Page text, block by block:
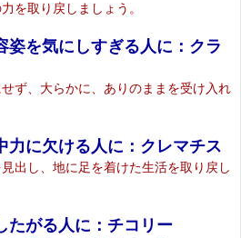
を取り戻しましょう。
姿を気にしすぎる人に：クラ
ず、大らかに、ありのままを受け入れ
力に欠ける人に：クレマチス
出し、地に足を着けた生活を取り戻し
たがる人に：チコリー